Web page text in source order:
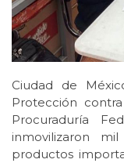
Ciudad de
Protección
Procuraduría
inmovilizaron
productos